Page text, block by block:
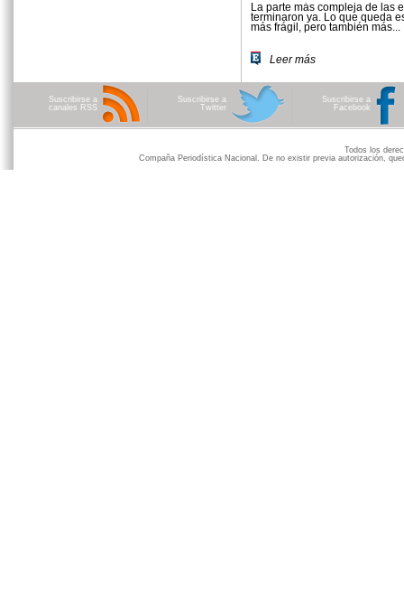
La parte más compleja de las
terminaron ya. Lo que queda
más frágil, pero también más...
Leer más
Suscribirse a
canales RSS
Suscribirse a
Twitter
Suscribirse a
Facebook
Todos los
Compaña Periodística Nacional. De no existir previa autorización,